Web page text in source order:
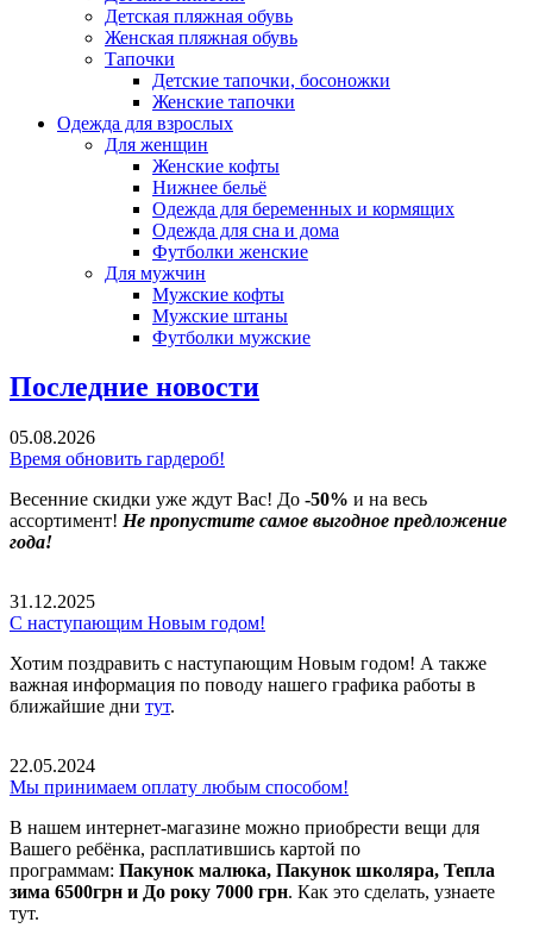
Детская пляжная обувь
Женская пляжная обувь
Тапочки
Детские тапочки, босоножки
Женские тапочки
Одежда для взрослых
Для женщин
Женские кофты
Нижнее бельё
Одежда для беременных и кормящих
Одежда для сна и дома
Футболки женские
Для мужчин
Мужские кофты
Мужские штаны
Футболки мужские
Последние новости
05.08.2026
Время обновить гардероб!
Весенние скидки уже ждут Вас! До -50% и на весь
ассортимент! Не пропустите самое выгодное предложение
года!
31.12.2025
С наступающим Новым годом!
Хотим поздравить с наступающим Новым годом! А также
важная информация по поводу нашего графика работы в
ближайшие дни тут.
22.05.2024
Мы принимаем оплату любым способом!
В нашем интернет-магазине можно приобрести вещи для
Вашего ребёнка, расплатившись картой по
программам: Пакунок малюка, Пакунок школяра, Тепла
зима 6500грн и До року 7000 грн. Как это сделать, узнаете
тут.